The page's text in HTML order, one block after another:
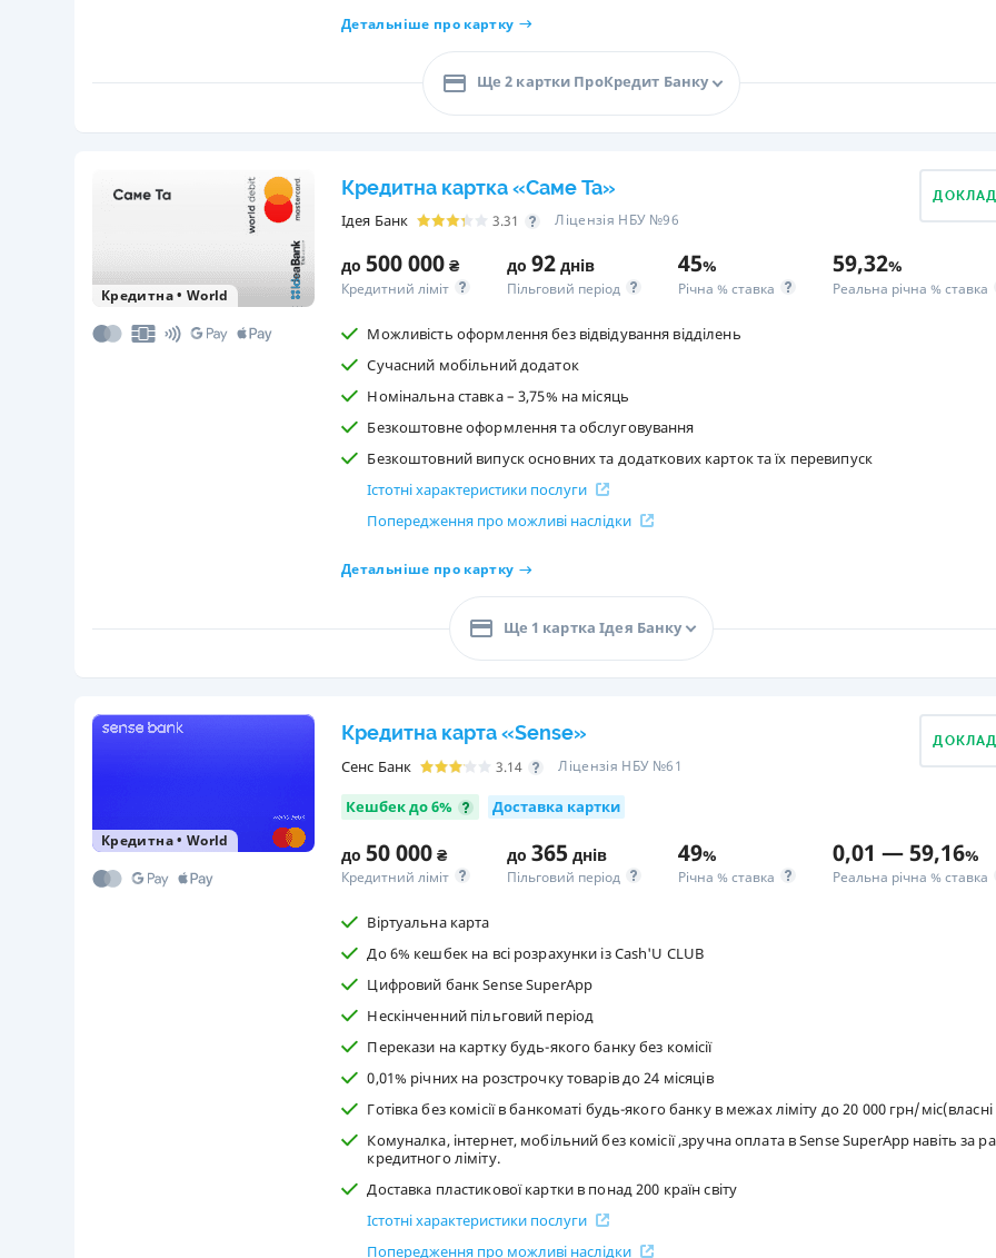
Детальніше про картку
Ще 2 картки ПроКредит Банку
Кредитна картка «Саме Та»
Ідея Банк 3.31 Ліцензія НБУ №96
Кредитна• World
до 500 000 ₴
Кредитний ліміт
до 92 днів
Пільговий період
45%
Річна % ставка
59,32%
Реальна річна % ставка
Можливість оформлення без відвідування відділень
Сучасний мобільний додаток
Номінальна ставка – 3,75% на місяць
Безкоштовне оформлення та обслуговування
Безкоштовний випуск основних та додаткових карток та їх перевипуск
Істотні характеристики послуги
Попередження про можливі наслідки
Детальніше про картку
Ще 1 картка Ідея Банку
Кредитна карта «Sense»
Сенс Банк 3.14 Ліцензія НБУ №61
Кредитна• World
Кешбек до 6% Доставка картки
до 50 000 ₴
Кредитний ліміт
до 365 днів
Пільговий період
49%
Річна % ставка
0,01 — 59,16%
Реальна річна % ставка
Віртуальна карта
До 6% кешбек на всі розрахунки із Cash'U CLUB
Цифровий банк Sense SuperApp
Нескінченний пільговий період
Перекази на картку будь-якого банку без комісії
0,01% річних на розстрочку товарів до 24 місяців
Готівка без комісії в банкоматі будь-якого банку в межах ліміту до 20 000 грн/
Комуналка, інтернет, мобільний без комісії ,зручна оплата в Sense SuperApp навіть за
кредитного ліміту.
Доставка пластикової картки в понад 200 країн світу
Істотні характеристики послуги
Попередження про можливі наслідки